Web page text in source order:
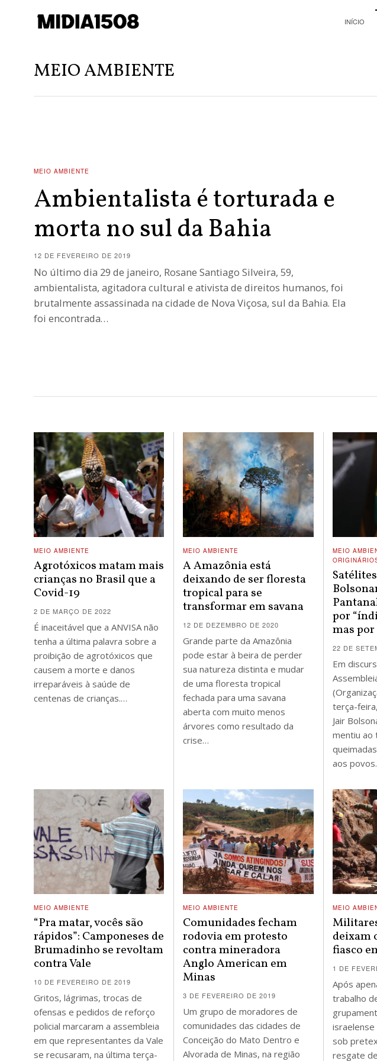
INÍCIO
MEIO AMBIENTE
MEIO AMBIENTE
Ambientalista é torturada e
morta no sul da Bahia
12 DE FEVEREIRO DE 2019
No último dia 29 de janeiro, Rosane Santiago Silveira, 59,
ambientalista, agitadora cultural e ativista de direitos humanos, foi
brutalmente assassinada na cidade de Nova Viçosa, sul da Bahia. Ela
foi encontrada…
MEIO AMBIENTE
Agrotóxicos matam mais
crianças no Brasil que a
Covid-19
2 DE MARÇO DE 2022
É inaceitável que a ANVISA não
tenha a última palavra sobre a
proibição de agrotóxicos que
causem a morte e danos
irreparáveis à saúde de
centenas de crianças.…
MEIO AMBIENTE
A Amazônia está
deixando de ser floresta
tropical para se
transformar em savana
12 DE DEZEMBRO DE 2020
Grande parte da Amazônia
pode estar à beira de perder
sua natureza distinta e mudar
de uma floresta tropical
fechada para uma savana
aberta com muito menos
árvores como resultado da
crise…
MEIO
por
mas
22 DE
Em
terça-
Jair
mentiu ao
aos
MEIO AMBIENTE
“Pra matar, vocês são
rápidos”: Camponeses de
Brumadinho se revoltam
contra Vale
10 DE FEVEREIRO DE 2019
Gritos, lágrimas, trocas de
ofensas e pedidos de reforço
policial marcaram a assembleia
em que representantes da Vale
se recusaram, na última terça-
MEIO AMBIENTE
Comunidades fecham
rodovia em protesto
contra mineradora
Anglo American em
Minas
3 DE FEVEREIRO DE 2019
Um grupo de moradores de
comunidades das cidades de
Conceição do Mato Dentro e
Alvorada de Minas, na região
MEIO
deixam
fiasco
1 DE
Após
trabalho
israelense
sob
resgate